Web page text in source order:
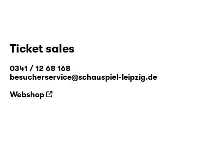
Ticket sales
0341 / 12 68 168
besucherservice@schauspiel-leipzig.de
Webshop